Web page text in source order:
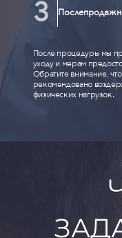
После процедуры мы
уходу и мерам
Обратите внимание,
рекомендовано
физических нагрузок.